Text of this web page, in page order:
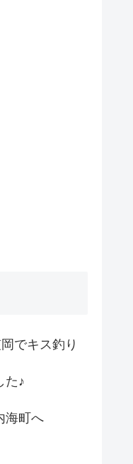
でキス釣り
た♪
海町へ